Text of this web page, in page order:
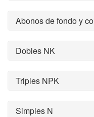
Abonos de fondo y
Dobles NK
Triples NPK
Simples N